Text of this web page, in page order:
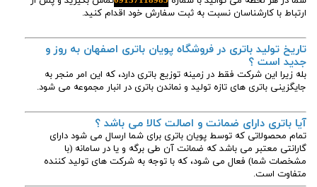
ارتباط با کارشناسان نسبت به ثبت سفارش خود اقدام کنید.
تاریخ تولید باتری در فروشگاه پویان باتری اصفهان به روز و
جدید است ؟
بله زیرا این شرکت فقط در زمینه توزیع باتری دارد، که این امر منجر به
جایگزینی باتری های تازه تولید و نماندن باتری در انبار مجموعه می شود.
آیا باتری دارای ضمانت و اصالت کالا می باشد ؟
تمام محصولاتی که توسط پویان باتری برای شما ارسال می شود دارای
گارانتی معتبر می باشد که ضمانت آن طی برگه و یا در سامانه (با
مشخصات شما) فعال می شود، که با توجه به شرکت های تولید کننده
متفاوت است.